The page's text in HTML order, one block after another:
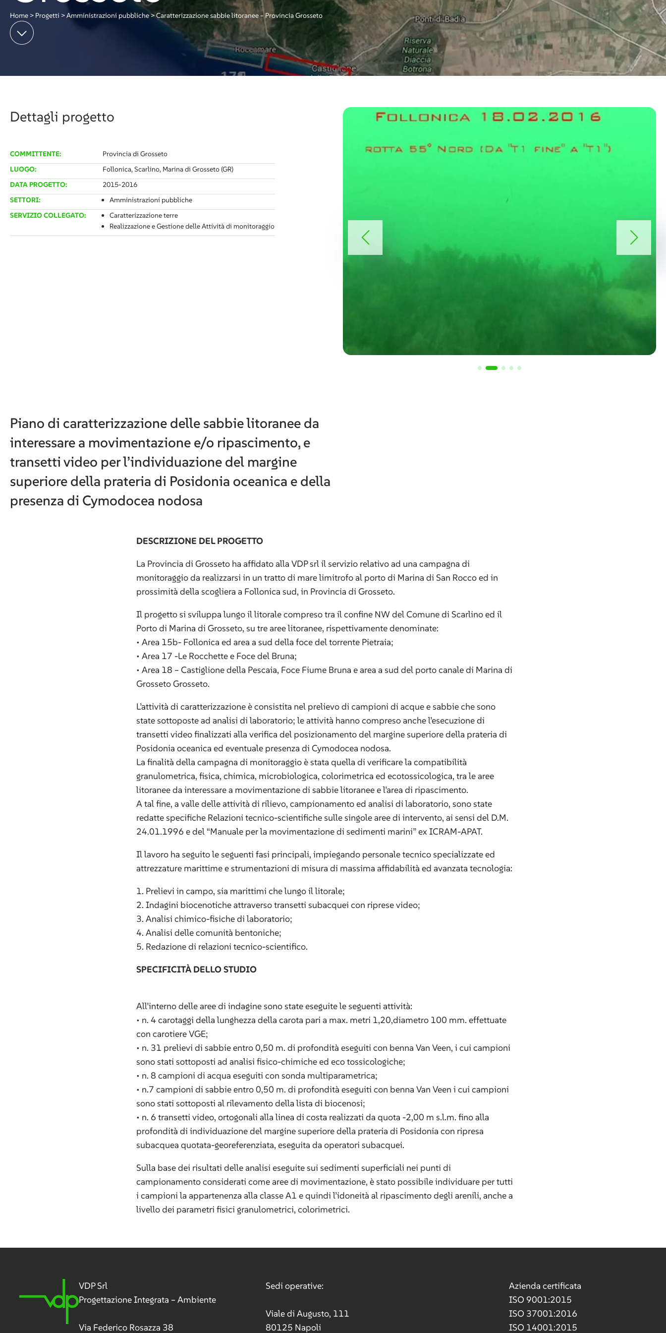
Home > Progetti >Amministrazioni pubbliche>Caratterizzazione sabbie litoranee – Provincia Grosseto
Dettagli progetto
COMMITTENTE:
Provincia di Grosseto
LUOGO:
Follonica, Scarlino, Marina di Grosseto (GR)
DATA PROGETTO:
2015-2016
SETTORI:
Amministrazioni pubbliche
SERVIZIO COLLEGATO:
Caratterizzazione terre
Realizzazione e Gestione delle Attività di monitoraggio
Piano di caratterizzazione delle sabbie litoranee da
interessare a movimentazione e/o ripascimento, e
transetti video per l’individuazione del margine
superiore della prateria di Posidonia oceanica e della
presenza di Cymodocea nodosa
DESCRIZIONE DEL PROGETTO
La Provincia di Grosseto ha affidato alla VDP srl il servizio relativo ad una campagna di
monitoraggio da realizzarsi in un tratto di mare limitrofo al porto di Marina di San Rocco ed in
prossimità della scogliera a Follonica sud, in Provincia di Grosseto.
Il progetto si sviluppa lungo il litorale compreso tra il confine NW del Comune di Scarlino ed il
Porto di Marina di Grosseto, su tre aree litoranee, rispettivamente denominate:
• Area 15b- Follonica ed area a sud della foce del torrente Pietraia;
• Area 17 -Le Rocchette e Foce del Bruna;
• Area 18 – Castiglione della Pescaia, Foce Fiume Bruna e area a sud del porto canale di Marina di
Grosseto Grosseto.
L’attività di caratterizzazione è consistita nel prelievo di campioni di acque e sabbie che sono
state sottoposte ad analisi di laboratorio; le attività hanno compreso anche l’esecuzione di
transetti video finalizzati alla verifica del posizionamento del margine superiore della prateria di
Posidonia oceanica ed eventuale presenza di Cymodocea nodosa.
La finalità della campagna di monitoraggio è stata quella di verificare la compatibilità
granulometrica, fisica, chimica, microbiologica, colorimetrica ed ecotossicologica, tra le aree
litoranee da interessare a movimentazione di sabbie litoranee e l’area di ripascimento.
A tal fine, a valle delle attività di rilievo, campionamento ed analisi di laboratorio, sono state
redatte specifiche Relazioni tecnico-scientifiche sulle singole aree di intervento, ai sensi del D.M.
24.01.1996 e del “Manuale per la movimentazione di sedimenti marini” ex ICRAM-APAT.
Il lavoro ha seguito le seguenti fasi principali, impiegando personale tecnico specializzate ed
attrezzature marittime e strumentazioni di misura di massima affidabilità ed avanzata tecnologia:
1. Prelievi in campo, sia marittimi che lungo il litorale;
2. Indagini biocenotiche attraverso transetti subacquei con riprese video;
3. Analisi chimico-fisiche di laboratorio;
4. Analisi delle comunità bentoniche;
5. Redazione di relazioni tecnico-scientifico.
SPECIFICITÀ DELLO STUDIO
All’interno delle aree di indagine sono state eseguite le seguenti attività:
• n. 4 carotaggi della lunghezza della carota pari a max. metri 1,20,diametro 100 mm. effettuate
con carotiere VGE;
• n. 31 prelievi di sabbie entro 0,50 m. di profondità eseguiti con benna Van Veen, i cui campioni
sono stati sottoposti ad analisi fisico-chimiche ed eco tossicologiche;
• n. 8 campioni di acqua eseguiti con sonda multiparametrica;
• n.7 campioni di sabbie entro 0,50 m. di profondità eseguiti con benna Van Veen i cui campioni
sono stati sottoposti al rilevamento della lista di biocenosi;
• n. 6 transetti video, ortogonali alla linea di costa realizzati da quota -2,00 m s.l.m. fino alla
profondità di individuazione del margine superiore della prateria di Posidonia con ripresa
subacquea quotata-georeferenziata, eseguita da operatori subacquei.
Sulla base dei risultati delle analisi eseguite sui sedimenti superficiali nei punti di
campionamento considerati come aree di movimentazione, è stato possibile individuare per tutti
i campioni la appartenenza alla classe A1 e quindi l’idoneità al ripascimento degli arenili, anche a
livello dei parametri fisici granulometrici, colorimetrici.
VDP Srl
Progettazione Integrata – Ambiente
Via Federico Rosazza 38
Sedi operative:
Viale di Augusto, 111
80125 Napoli
Azienda certificata
ISO 9001:2015
ISO 37001:2016
ISO 14001:2015